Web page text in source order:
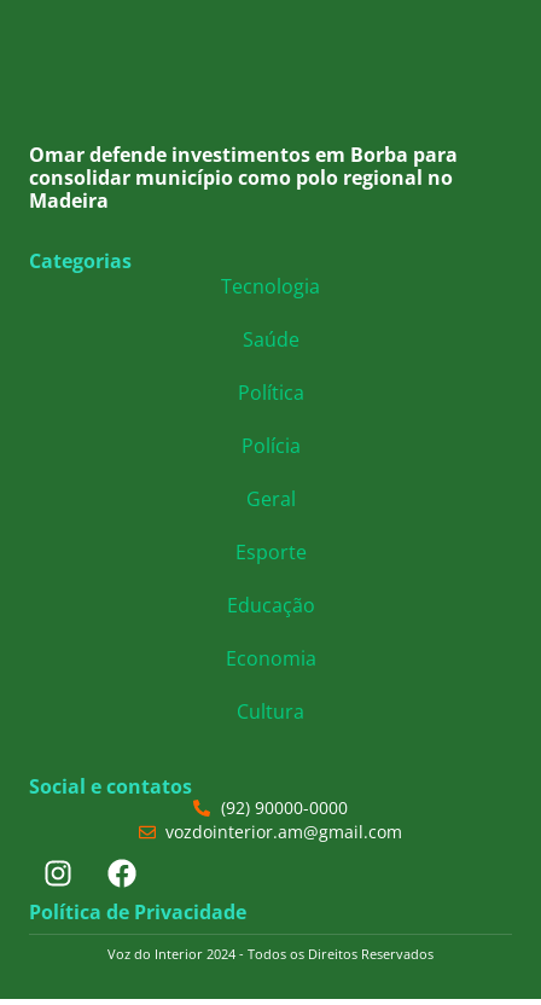
Omar defende investimentos em Borba para
consolidar município como polo regional no
Madeira
Categorias
Tecnologia
Saúde
Política
Polícia
Geral
Esporte
Educação
Economia
Cultura
Social e contatos
(92) 90000-0000
vozdointerior.am@gmail.com
Política de Privacidade
Voz do Interior 2024 - Todos os Direitos Reservados